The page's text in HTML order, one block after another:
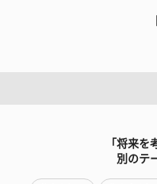
「将来を
別のテ